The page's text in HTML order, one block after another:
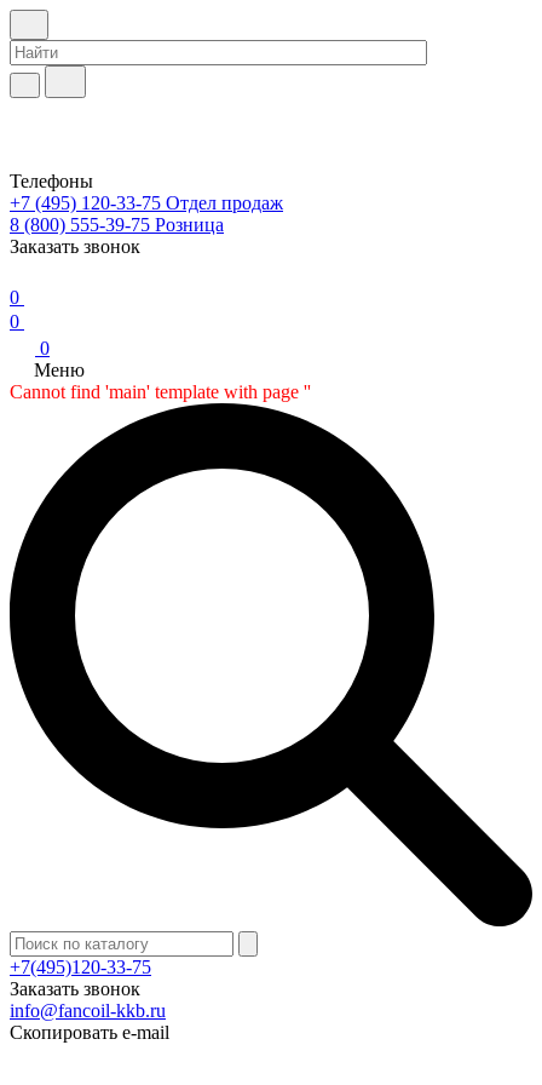
Телефоны
+7 (495) 120-33-75 Отдел продаж
8 (800) 555-39-75 Розница
Заказать звонок
0
0
0
Меню
Cannot find 'main' template with page ''
+7(495)120-33-75
Заказать звонок
info@fancoil-kkb.ru
Скопировать e-mail